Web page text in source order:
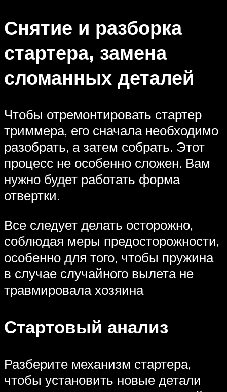
Снятие и разборка
стартера, замена
сломанных деталей
Чтобы отремонтировать стартер
триммера, его сначала необходимо
разобрать, а затем собрать. Этот
процесс не особенно сложен. Вам
нужно будет работать форма
отвертки.
Все следует делать осторожно,
соблюдая меры предосторожности,
особенно для того, чтобы пружина
в случае случайного вылета не
травмировала хозяина
Стартовый анализ
Разберите механизм стартера,
чтобы установить новые детали